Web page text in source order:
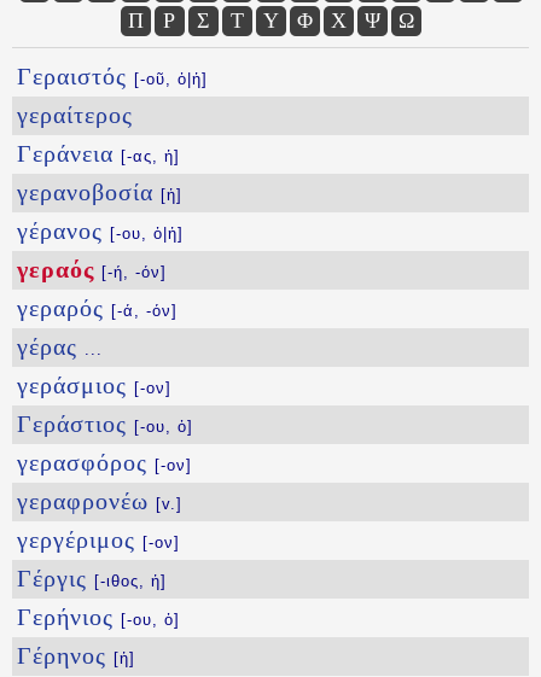
Π
Ρ Σ Τ Υ Φ Χ Ψ Ω
Γεραιστός [-οῦ, ὁ|ἡ]
γεραίτερος
Γεράνεια [-ας, ἡ]
γερανοβοσία [ἡ]
γέρανος [-ου, ὁ|ἡ]
γεραός [-ή, -όν]
γεραρός [-ά, -όν]
γέρας ...
γεράσμιος [-ον]
Γεράστιος [-ου, ὁ]
γερασφόρος [-ον]
γεραφρονέω [v.]
γεργέριμος [-ον]
Γέργις [-ιθος, ἡ]
Γερήνιος [-ου, ὁ]
Γέρηνος [ἡ]